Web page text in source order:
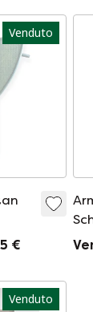
Venduto
€
Venduto